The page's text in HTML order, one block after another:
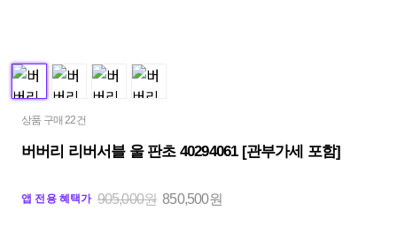
상품 구매 22건
버버리 리버서블 울 판초 40294061 [관부가세 포함]
앱 전용 혜택가 905,000원 850,500원